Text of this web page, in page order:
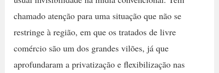
chamado atenção para uma situação que não se
restringe à região, em que os tratados de livre
comércio são um dos grandes vilões, já que
aprofundaram a privatização e flexibilização nas